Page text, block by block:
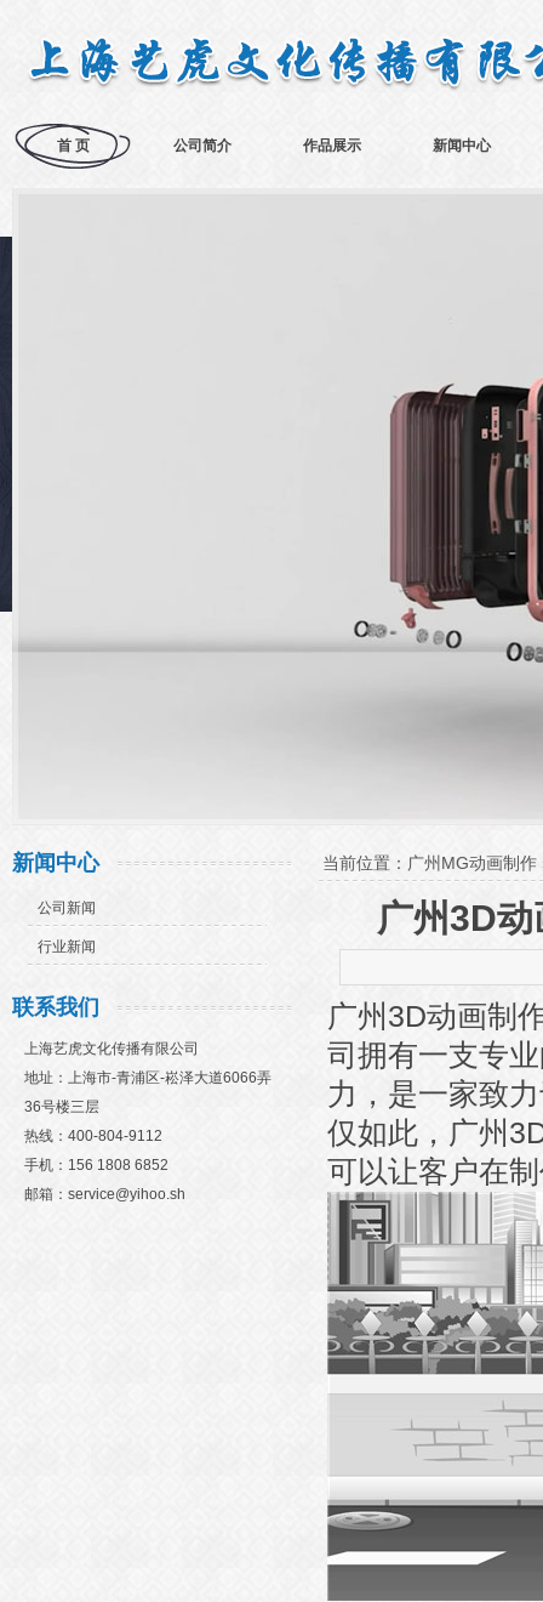
首 页 公司简介 作品展示 新闻中心
新闻中心
公司新闻
行业新闻
联系我们
上海艺虎文化传播有限公司
地址：上海市-青浦区-崧泽大道6066弄
36号楼三层
热线：400-804-9112
手机：156 1808 6852
邮箱：service@yihoo.sh
当前位置： 广州MG动画制作
广州3D
广州3D动画制
司拥有一支专
力，是一家致
仅如此，广州
可以让客户在